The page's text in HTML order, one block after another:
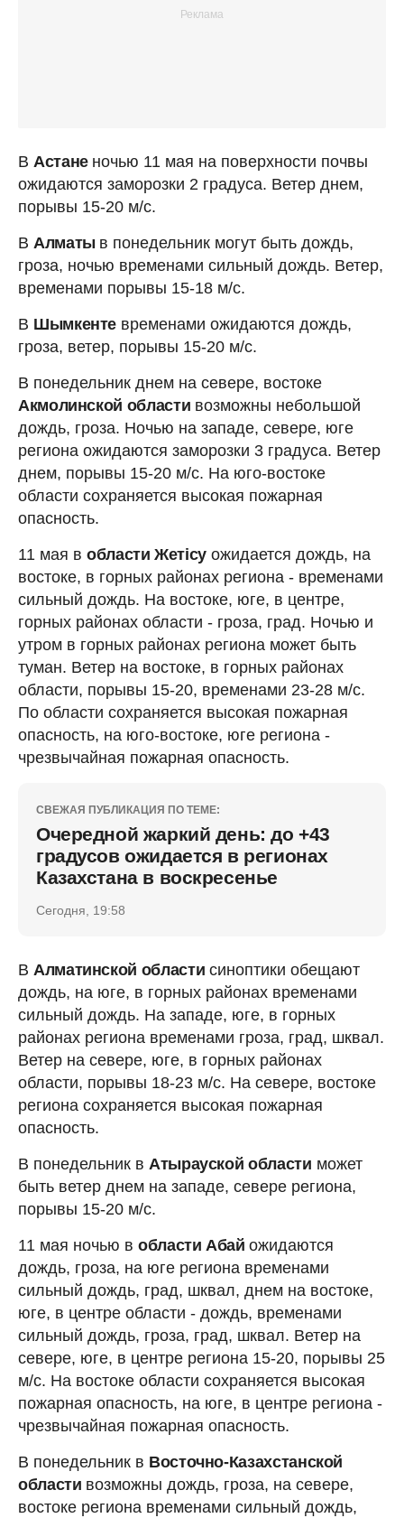
В Астане ночью 11 мая на поверхности почвы
ожидаются заморозки 2 градуса. Ветер днем,
порывы 15-20 м/с.
В Алматы в понедельник могут быть дождь,
гроза, ночью временами сильный дождь. Ветер,
временами порывы 15-18 м/с.
В Шымкенте временами ожидаются дождь,
гроза, ветер, порывы 15-20 м/с.
В понедельник днем на севере, востоке
Акмолинской области возможны небольшой
дождь, гроза. Ночью на западе, севере, юге
региона ожидаются заморозки 3 градуса. Ветер
днем, порывы 15-20 м/с. На юго-востоке
области сохраняется высокая пожарная
опасность.
11 мая в области Жетісуожидается дождь, на
востоке, в горных районах региона - временами
сильный дождь. На востоке, юге, в центре,
горных районах области - гроза, град. Ночью и
утром в горных районах региона может быть
туман. Ветер на востоке, в горных районах
области, порывы 15-20, временами 23-28 м/с.
По области сохраняется высокая пожарная
опасность, на юго-востоке, юге региона -
чрезвычайная пожарная опасность.
СВЕЖАЯ ПУБЛИКАЦИЯ ПО ТЕМЕ:
Очередной жаркий день: до +43
градусов ожидается в регионах
Казахстана в воскресенье
Сегодня, 19:58
В Алматинской области синоптики обещают
дождь, на юге, в горных районах временами
сильный дождь. На западе, юге, в горных
районах региона временами гроза, град, шквал.
Ветер на севере, юге, в горных районах
области, порывы 18-23 м/с. На севере, востоке
региона сохраняется высокая пожарная
опасность.
В понедельник в Атырауской области может
быть ветер днем на западе, севере региона,
порывы 15-20 м/с.
11 мая ночью в области Абайожидаются
дождь, гроза, на юге региона временами
сильный дождь, град, шквал, днем на востоке,
юге, в центре области - дождь, временами
сильный дождь, гроза, град, шквал. Ветер на
севере, юге, в центре региона 15-20, порывы 25
м/с. На востоке области сохраняется высокая
пожарная опасность, на юге, в центре региона -
чрезвычайная пожарная опасность.
В понедельник в Восточно-Казахстанской
области возможны дождь, гроза, на севере,
востоке региона временами сильный дождь,